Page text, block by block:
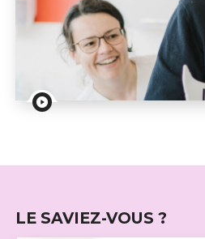
Conférence : Les fractures
LE SAVIEZ-VOUS ?